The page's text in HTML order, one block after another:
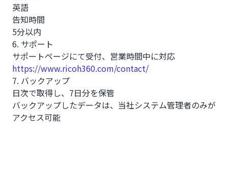
英語
告知時間
5分以内
6. サポート
サポートページにて受付、営業時間中に対応
https://www.ricoh360.com/contact/
7. バックアップ
日次で取得し、7日分を保管
バックアップしたデータは、当社システム管理者のみが
アクセス可能